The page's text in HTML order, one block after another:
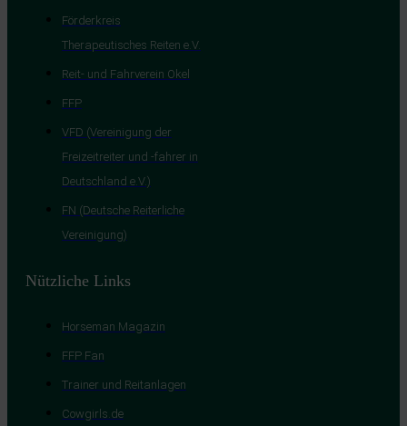
Förderkreis
Therapeutisches Reiten e.V.
Reit- und Fahrverein Okel
FFP
VFD (Vereinigung der
Freizeitreiter und -fahrer in
Deutschland e.V.)
FN (Deutsche Reiterliche
Vereinigung)
Nützliche Links
Horseman Magazin
FFP Fan
Trainer und Reitanlagen
Cowgirls.de